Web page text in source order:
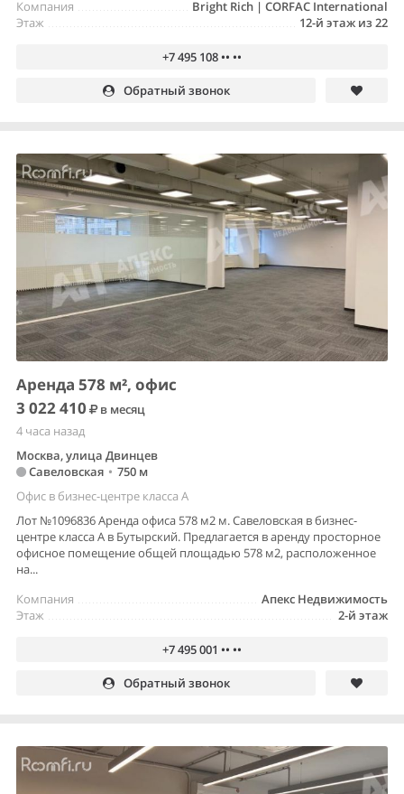
Bright Rich | CORFAC International
Компания
12-й этаж из 22
Этаж
+7 495 108 •• ••
Обратный звонок
Аренда 578 м², офис
3 022 410
в месяц
4 часа назад
Москва, улица Двинцев
Савеловская • 750 м
Офис в бизнес-центре класса A
Лот №1096836 Аренда офиса 578 м2 м. Савеловская в бизнес-
центре класса А в Бутырский. Предлагается в аренду просторное
офисное помещение общей площадью 578 м2, расположенное
на...
Апекс Недвижимость
Компания
2-й этаж
Этаж
+7 495 001 •• ••
Обратный звонок